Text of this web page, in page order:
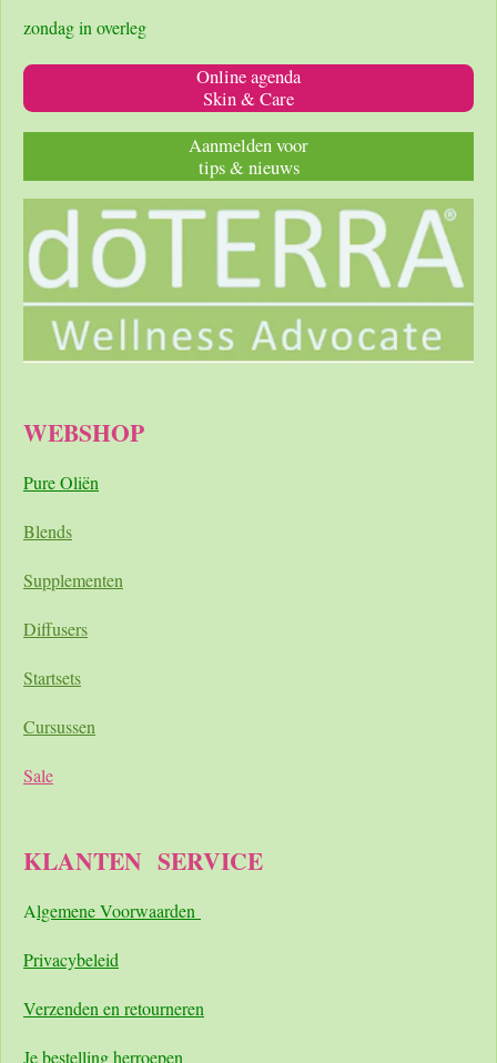
zondag in overleg
Online agenda
Skin & Care
Aanmelden voor
tips & nieuws
WEBSHOP
Pure Oliën
Blends
Supplementen
Diffusers
Startsets
Cursussen
Sale
KLANTEN SERVICE
Algemene Voorwaarden
Privacybeleid
Verzenden en retourneren
Je bestelling herroepen